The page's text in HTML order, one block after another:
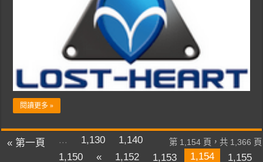
閱讀更多 »
第 1,154 頁，共 1,366 頁
« 第一頁 ... 1,130
1,140
1,150
« 1,152 1,153 1,154
1,155